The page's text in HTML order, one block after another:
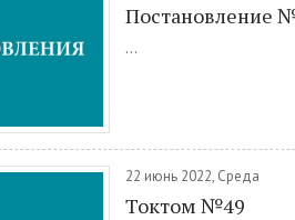
Постановление
...
22 июнь 2022, Среда
Токтом №49